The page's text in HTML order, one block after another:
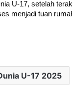
U-17, setelah
menjadi tuan
U-17 2025